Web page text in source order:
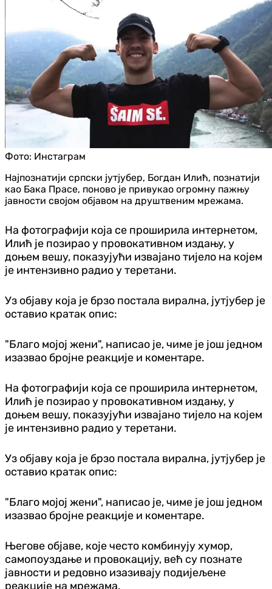
Фото: Инстаграм
Најпознатији српски јутјубер, Богдан Илић, познатији
као Бака Прасе, поново је привукао огромну пажњу
јавности својом објавом на друштвеним мрежама.
На фотографији која се проширила интернетом,
Илић је позирао у провокативном издању, у
доњем вешу, показујући извајано тијело на којем
је интензивно радио у теретани.
Уз објаву која је брзо постала вирална, јутјубер је
оставио кратак опис:
"Благо мојој жени", написао је, чиме је још једном
изазвао бројне реакције и коментаре.
На фотографији која се проширила интернетом,
Илић је позирао у провокативном издању, у
доњем вешу, показујући извајано тијело на којем
је интензивно радио у теретани.
Уз објаву која је брзо постала вирална, јутјубер је
оставио кратак опис:
"Благо мојој жени", написао је, чиме је још једном
изазвао бројне реакције и коментаре.
Његове објаве, које често комбинују хумор,
самопоуздање и провокацију, већ су познате
јавности и редовно изазивају подијељене
реакције на мрежама.